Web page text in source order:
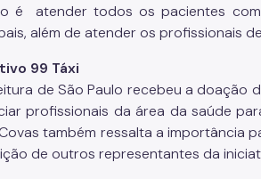
é atender todos os pacientes
além de atender os profissionais
99 Táxi
de São Paulo recebeu a doação
profissionais da área da saúde
também ressalta a importância
de outros representantes da